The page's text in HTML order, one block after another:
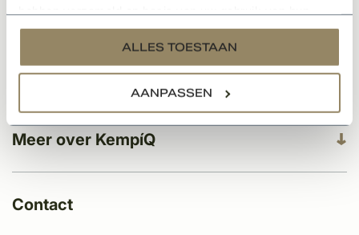
services.
ALLES TOESTAAN
AANPASSEN
Meer over KempíQ
Klantenservice
Categorieën
Contact